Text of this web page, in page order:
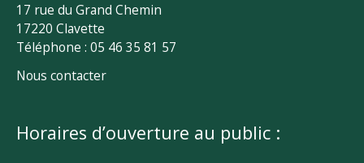
17 rue du Grand Chemin
17220 Clavette
Téléphone : 05 46 35 81 57
Nous contacter
Horaires d’ouverture au public :